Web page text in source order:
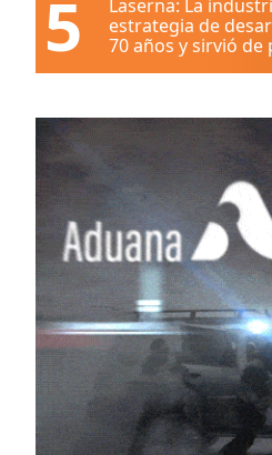
5
Laserna: La
estrategia de
70 años y sirvió de